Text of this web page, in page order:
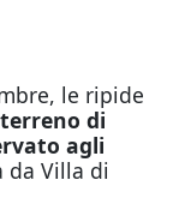
le ripide
terreno di
agli
da Villa di